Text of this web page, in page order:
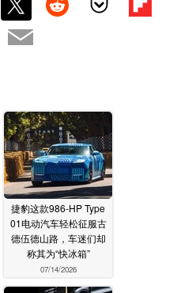
捷豹这款986-HP Type
01电动汽车轻松征服古
德伍德山路，车迷们却
称其为“快冰箱”
07/14/2026